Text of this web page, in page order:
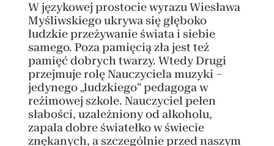
W językowej prostocie wyrazu Wiesława
Myśliwskiego ukrywa się głęboko
ludzkie przeżywanie świata i siebie
samego. Poza pamięcią zła jest też
pamięć dobrych twarzy. Wtedy Drugi
przejmuje rolę Nauczyciela muzyki –
jedynego „ludzkiego” pedagoga w
reżimowej szkole. Nauczyciel pełen
słabości, uzależniony od alkoholu,
zapala dobre światełko w świecie
znękanych, a szczególnie przed naszym